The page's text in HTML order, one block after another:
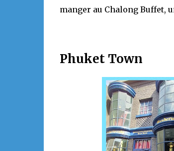
manger au Chalong Buffet,
Phuket Town